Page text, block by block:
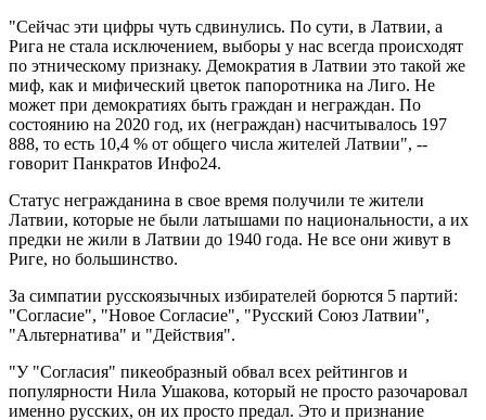
"Сейчас эти цифры чуть сдвинулись. По сути, в Латвии, а
Рига не стала исключением, выборы у нас всегда происходят
по этническому признаку. Демократия в Латвии это такой же
миф, как и мифический цветок папоротника на Лиго. Не
может при демократиях быть граждан и неграждан. По
состоянию на 2020 год, их (неграждан) насчитывалось 197
888, то есть 10,4 % от общего числа жителей Латвии", --
говорит Панкратов Инфо24.
Статус негражданина в свое время получили те жители
Латвии, которые не были латышами по национальности, а их
предки не жили в Латвии до 1940 года. Не все они живут в
Риге, но большинство.
За симпатии русскоязычных избирателей борются 5 партий:
"Согласие", "Новое Согласие", "Русский Союз Латвии",
"Альтернатива" и "Действия".
"У "Согласия" пикеобразный обвал всех рейтингов и
популярности Нила Ушакова, который не просто разочаровал
именно русских, он их просто предал. Это и признание